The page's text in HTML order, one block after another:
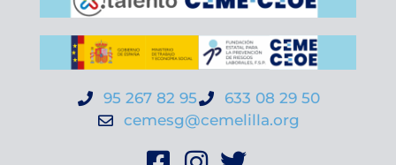
95 267 82 95
633 08 29 50
cemesg@cemelilla.org